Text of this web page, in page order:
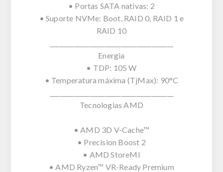
• Portas SATA nativas: 2
• Suporte NVMe: Boot, RAID 0, RAID 1 e
RAID 10
Energia
• TDP: 105 W
• Temperatura máxima (TjMax): 90°C
Tecnologias AMD
• AMD 3D V-Cache™
• Precision Boost 2
• AMD StoreMI
• AMD Ryzen™ VR-Ready Premium